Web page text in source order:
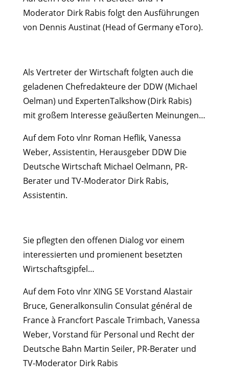
Moderator Dirk Rabis folgt den Ausführungen
von Dennis Austinat (Head of Germany eToro).
Als Vertreter der Wirtschaft folgten auch die
geladenen Chefredakteure der DDW (Michael
Oelman) und ExpertenTalkshow (Dirk Rabis)
mit großem Interesse geäußerten Meinungen…
Auf dem Foto vlnr Roman Heflik, Vanessa
Weber, Assistentin, Herausgeber DDW Die
Deutsche Wirtschaft Michael Oelmann, PR-
Berater und TV-Moderator Dirk Rabis,
Assistentin.
Sie pflegten den offenen Dialog vor einem
interessierten und promienent besetzten
Wirtschaftsgipfel…
Auf dem Foto vlnr XING SE Vorstand Alastair
Bruce, Generalkonsulin Consulat général de
France à Francfort Pascale Trimbach, Vanessa
Weber, Vorstand für Personal und Recht der
Deutsche Bahn Martin Seiler, PR-Berater und
TV-Moderator Dirk Rabis